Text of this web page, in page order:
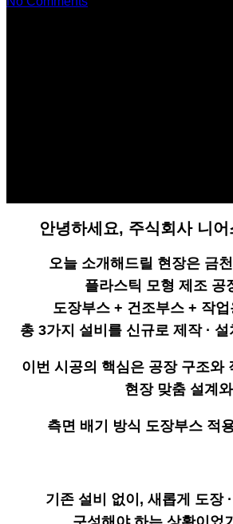
안녕하세요, 주식회사 니
오늘 소개해드릴 현장은 금
플라스틱 모형 제조 공
도장부스 + 건조부스 + 작업
총 3가지 설비를 신규로 제작 ·
이번 시공의 핵심은 공장 구조와
현장 맞춤 설계와
측면 배기 방식 도장부스 적
기존 설비 없이, 새롭게 도장